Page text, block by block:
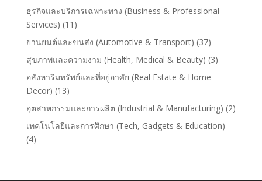
ธุรกิจและบริการเฉพาะทาง (Business & Professional
Services) (11)
ยานยนต์และขนส่ง (Automotive & Transport) (37)
สุขภาพและความงาม (Health, Medical & Beauty) (3)
อสังหาริมทรัพย์และที่อยู่อาศัย (Real Estate & Home
Decor) (13)
อุตสาหกรรมและการผลิต (Industrial & Manufacturing) (2)
เทคโนโลยีและการศึกษา (Tech, Gadgets & Education)
(4)